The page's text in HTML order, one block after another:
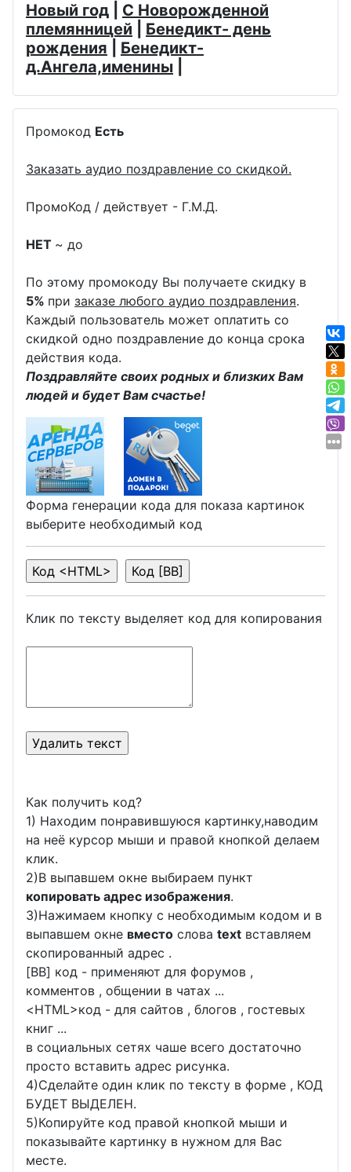
Новый год
С Новорожденной
племянницей
Бенедикт- день
рождения
Бенедикт-
д.Ангела,именины
Промокод Есть
Заказать аудио поздравление со скидкой.
ПромоКод / действует - Г.М.Д.
НЕТ ~ до
По этому промокоду Вы получаете скидку в
5% при заказе любого аудио поздравления.
Каждый пользователь может оплатить со
скидкой одно поздравление до конца срока
действия кода.
Поздравляйте своих родных и близких Вам
людей и будет Вам счастье!
Форма генерации кода для показа картинок
выберите необходимый код
Клик по тексту выделяет код для копирования
Как получить код?
1) Находим понравившуюся картинку,наводим
на неё курсор мыши и правой кнопкой делаем
клик.
2)В выпавшем окне выбираем пункт
копировать адрес изображения.
3)Нажимаем кнопку с необходимым кодом и в
выпавшем окне вместо слова text вставляем
скопированный адрес .
[BB] код - применяют для форумов ,
комментов , общении в чатах ...
<HTML>код - для сайтов , блогов , гостевых
книг ...
в социальных сетях чаше всего достаточно
просто вставить адрес рисунка.
4)Сделайте один клик по тексту в форме , КОД
БУДЕТ ВЫДЕЛЕН.
5)Копируйте код правой кнопкой мыши и
показывайте картинку в нужном для Вас
месте.